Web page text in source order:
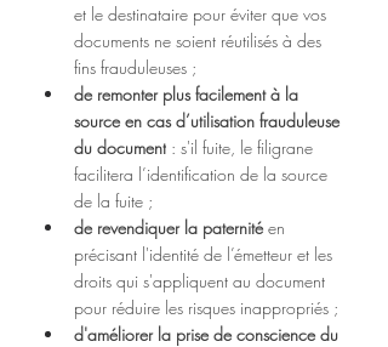
et le destinataire pour éviter que vos
documents ne soient réutilisés à des
fins frauduleuses ;
de remonter plus facilement à la
source en cas d’utilisation frauduleuse
du document : s'il fuite, le filigrane
facilitera l’identification de la source
de la fuite ;
de revendiquer la paternité en
précisant l'identité de l’émetteur et les
droits qui s'appliquent au document
pour réduire les risques inappropriés ;
d'améliorer la prise de conscience du